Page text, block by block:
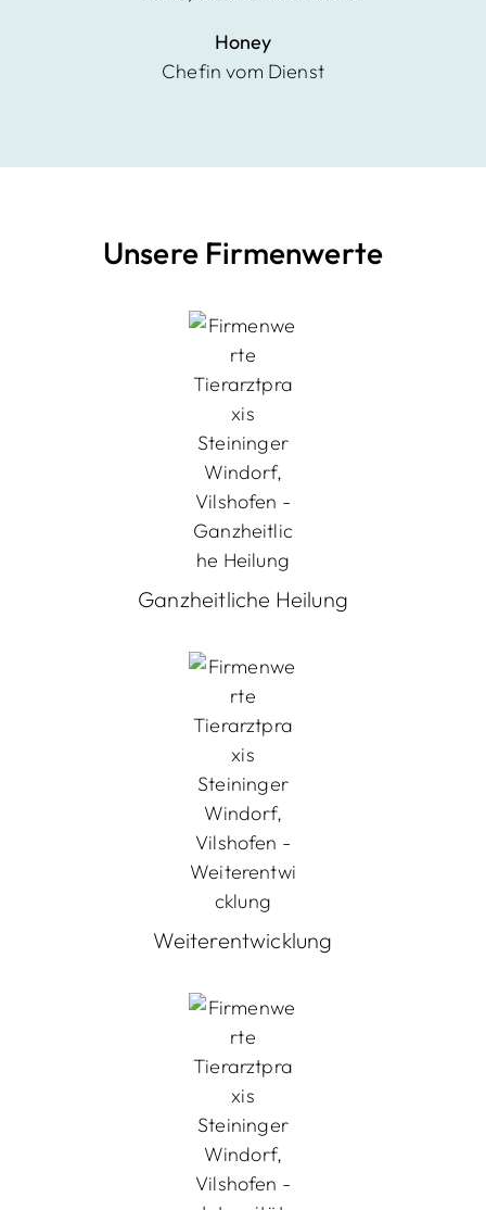
Honey
Chefin vom Dienst
Unsere Firmenwerte
Ganzheitliche Heilung
Weiterentwicklung